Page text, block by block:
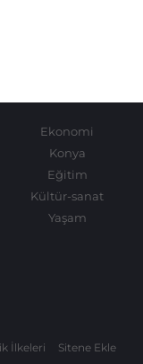
Ekonomi
Konya
Eğitim
Kültür-sanat
Yaşam
İlkeleri Sitene Ekle